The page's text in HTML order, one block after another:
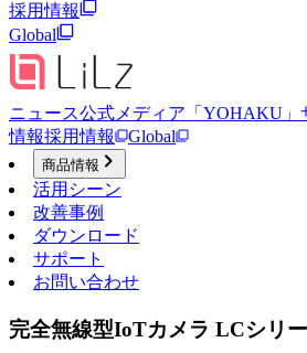
採用情報
Global
ニュース公式メディア「YOHAKU」
情報採用情報 Global
商品情報
活用シーン
改善事例
ダウンロード
サポート
お問い合わせ
完全無線型IoTカメラ LCシリ